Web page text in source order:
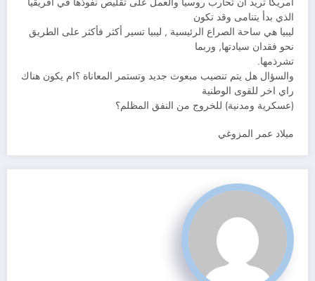
الذي بدأ يتنامى وقد تكون
ليبيا هي ساحة الصراع الرئيسية , ليبيا تسير أكثر فأكثر على الطريق
نحو فقدان سيادتها, وربما
تشرذمها.
والسؤال هل يتم تنصيب مبعوث جديد وتستمر المعاناة ؟ام يكون هناك
راي اخر للقوى الوطنية
(عسكرية ومدنية) للخروج من النفق المظلم؟
ميلاد عمر المزوغي